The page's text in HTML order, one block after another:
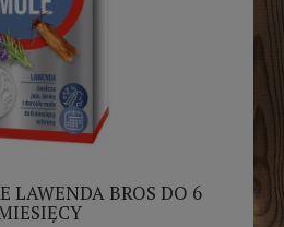
LAWENDA BROS DO 6